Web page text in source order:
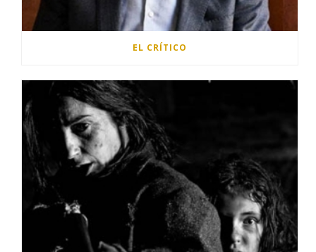
EL CRÍTICO